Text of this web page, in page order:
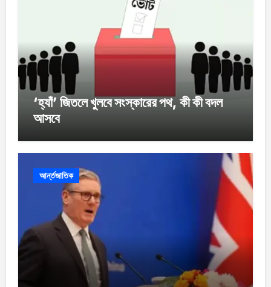
‘হ্যাঁ’ জিতলে খুলবে সংস্কারের পথ, কী কী বদল
আসবে
আর্ন্তজাতিক